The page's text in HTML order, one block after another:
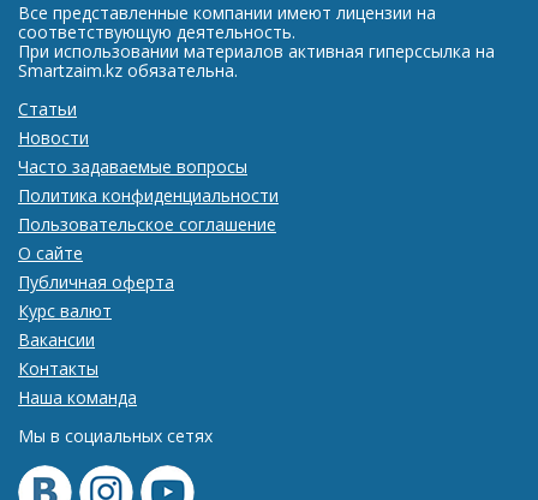
Все представленные компании имеют лицензии на
соответствующую деятельность.
При использовании материалов активная гиперссылка на
Smartzaim.kz обязательна.
Статьи
Новости
Часто задаваемые вопросы
Политика конфиденциальности
Пользовательское соглашение
О сайте
Публичная оферта
Курс валют
Вакансии
Контакты
Наша команда
Мы в социальных сетях